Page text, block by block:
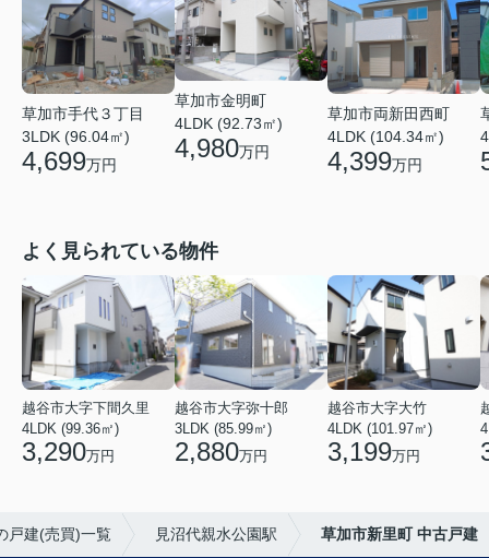
草加市手代３丁目
3LDK (96.04㎡)
4,699万円
草加市金明町
4LDK (92.73㎡)
4,980万円
草加市両新田西町
4LDK (104.34㎡)
4,399万円
よく見られている物件
越谷市大字下間久里
4LDK (99.36㎡)
3,290万円
越谷市大字弥十郎
3LDK (85.99㎡)
2,880万円
越谷市大字大竹
4LDK (101.97㎡)
3,199万円
戸建(売買)一覧 見沼代親水公園駅 草加市新里町 中古戸建